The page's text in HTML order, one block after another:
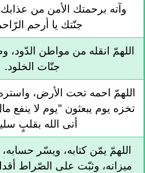
وآته برحمتك الأمن من
جنّتك يا أرحم
اللهمّ انقله من مواطن الدّود،
جنّات الخلود.
اللهمّ احمه تحت الأرض،
تخزه يوم يبعثون "يوم لا ينفع
أتى الله بقلبٍ
اللهمّ يمّن كتابه، ويسّر
ميزانه، وثبّت على الصّراط